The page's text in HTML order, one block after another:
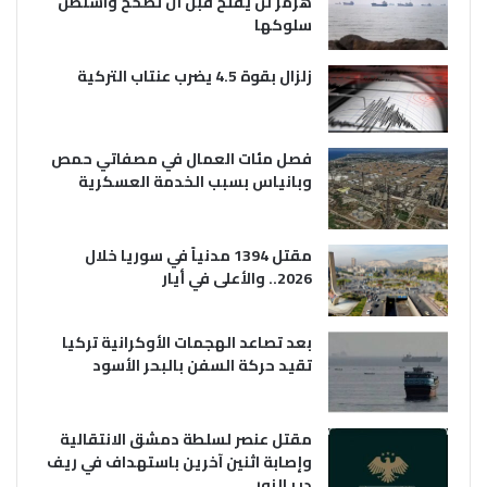
سلوكها
زلزال بقوة 4.5 يضرب عنتاب التركية
فصل مئات العمال في مصفاتي حمص
وبانياس بسبب الخدمة العسكرية
مقتل 1394 مدنياً في سوريا خلال
2026.. والأعلى في أيار
بعد تصاعد الهجمات الأوكرانية تركيا
تقيد حركة السفن بالبحر الأسود
مقتل عنصر لسلطة دمشق الانتقالية
وإصابة اثنين آخرين باستهداف في ريف